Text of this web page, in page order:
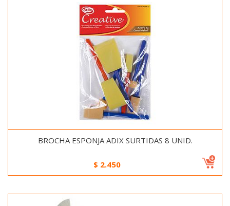
BROCHA ESPONJA ADIX SURTIDAS 8 UNID.
$ 2.450